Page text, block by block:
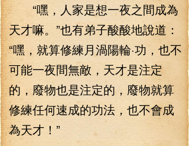
“嘿，人家是想一夜之間成為
天才嘛。”也有弟子酸酸地說道：
“嘿，就算修練月渦陽輪·功，也不
可能一夜間無敵，天才是注定
的，廢物也是注定的，廢物就算
修練任何速成的功法，也不會成
為天才！”